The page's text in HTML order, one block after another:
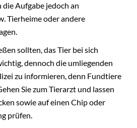
Aufgabe jedoch an
Tierheime oder andere
sollten, das Tier bei sich
dennoch die umliegenden
zu informieren, denn Fundtiere
Sie zum Tierarzt und lassen
sowie auf einen Chip oder
prüfen.